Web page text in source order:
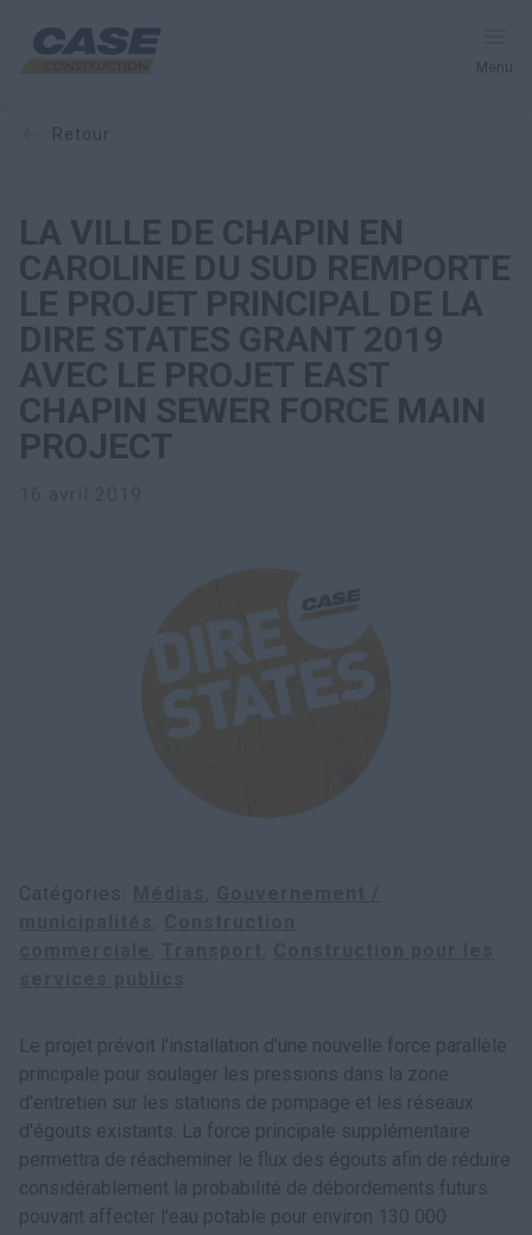
Menu
Entretien et assistance
Au cœur de CASE
Trouvez un concessionnaire
retour
LA VILLE DE CHAPIN EN
CAROLINE DU SUD REMPORTE
LE PROJET PRINCIPAL DE LA
DIRE STATES GRANT 2019
AVEC LE PROJET EAST
CHAPIN SEWER FORCE MAIN
PROJECT
Catégories
Le projet prévoit l'installation d'une nouvelle force parallèle
principale pour soulager les pressions dans la zone
d'entretien sur les stations de pompage et les réseaux
d'égouts existants. La force principale supplémentaire
permettra de réacheminer le flux des égouts afin de réduire
considérablement la probabilité de débordements futurs
pouvant affecter l'eau potable pour environ 130 000